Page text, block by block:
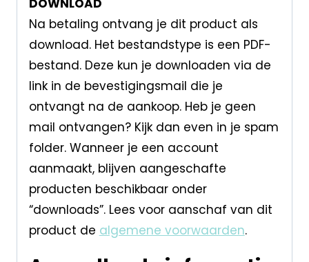
Na betaling ontvang je dit product als
download. Het bestandstype is een PDF-
bestand. Deze kun je downloaden via de
link in de bevestigingsmail die je
ontvangt na de aankoop. Heb je geen
mail ontvangen? Kijk dan even in je spam
folder. Wanneer je een account
aanmaakt, blijven aangeschafte
producten beschikbaar onder
“downloads”. Lees voor aanschaf van dit
product de algemene voorwaarden.